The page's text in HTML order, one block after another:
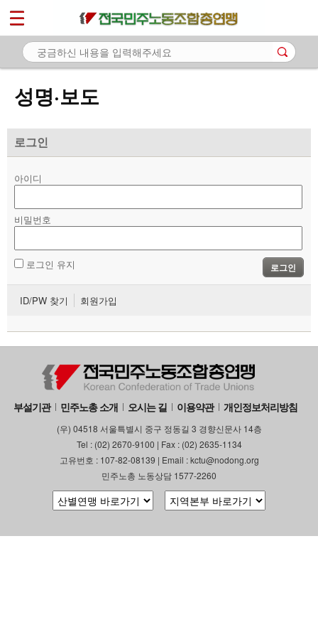
성명·보도
로그인
아이디
비밀번호
로그인 유지 로그인
ID/PW 찾기 회원가입
부설기관 민주노총 소개 오시는 길 이용약관 개인정보처리방침
(우) 04518 서울특별시 중구 정동길 3 경향신문사 14층
Tel : (02) 2670-9100 | Fax : (02) 2635-1134
고유번호 : 107-82-08139 | Email : kctu@nodong.org
민주노총 노동상담 1577-2260
마이페이지
소개
- 공지사항
- 성명·보도
자료
부설기관
업무